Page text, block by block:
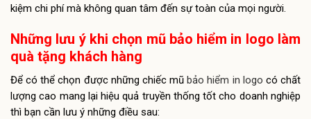
kiệm chi phí mà không quan tâm đến sự toàn của mọi người.
Những lưu ý khi chọn mũ bảo hiểm in logo làm
quà tặng khách hàng
Để có thể chọn được những chiếc mũ bảo hiểm in logo có chất
lượng cao mang lại hiệu quả truyền thống tốt cho doanh nghiệp
thì bạn cần lưu ý những điều sau: